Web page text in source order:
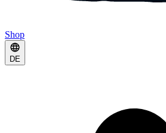
Shop
DE